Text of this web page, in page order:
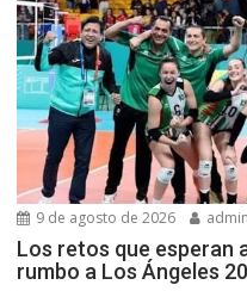
9 de agosto de 2026 admin
Los retos que esperan
rumbo a Los Ángeles